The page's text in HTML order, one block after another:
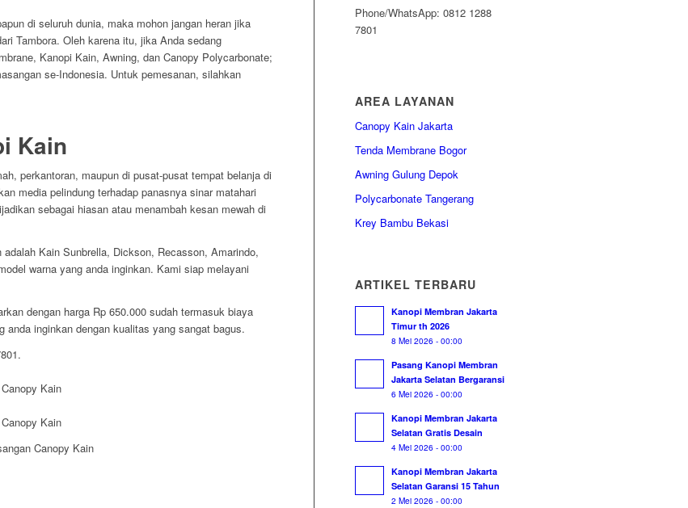
di seluruh dunia, maka mohon jangan heran jika
Tambora. Oleh karena itu, jika Anda sedang
Kanopi Kain, Awning, dan Canopy Polycarbonate;
se-Indonesia. Untuk pemesanan, silahkan
Kain
perkantoran, maupun di pusat-pusat tempat belanja di
media pelindung terhadap panasnya sinar matahari
sebagai hiasan atau menambah kesan mewah di
Kain Sunbrella, Dickson, Recasson, Amarindo,
warna yang anda inginkan. Kami siap melayani
dengan harga Rp 650.000 sudah termasuk biaya
anda inginkan dengan kualitas yang sangat bagus.
Phone/WhatsApp: 0812 1288
7801
AREA LAYANAN
Canopy Kain Jakarta
Tenda Membrane Bogor
Awning Gulung Depok
Polycarbonate Tangerang
Krey Bambu Bekasi
ARTIKEL TERBARU
Kanopi Membran Jakarta
Timur th 2026
8 Mei 2026 - 00:00
Pasang Kanopi Membran
Jakarta Selatan Bergaransi
6 Mei 2026 - 00:00
Kanopi Membran Jakarta
Selatan Gratis Desain
4 Mei 2026 - 00:00
Kanopi Membran Jakarta
Selatan Garansi 15 Tahun
2 Mei 2026 - 00:00